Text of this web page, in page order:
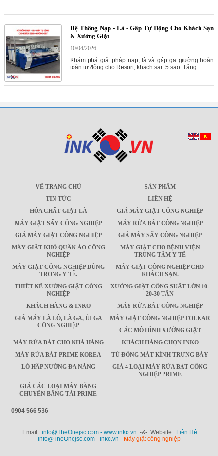
Hệ Thống Nạp - Là - Gấp Tự Động Cho Khách Sạn
& Xưởng Giặt
10/04/2026
Khám phá giải pháp nạp, là và gấp ga giường hoàn
toàn tự động cho Resort, khách sạn 5 sao. Tăng...
VỀ TRANG CHỦ
SẢN PHẨM
TIN TỨC
LIÊN HỆ
HÓA CHẤT GIẶT LÀ
GIÁ MÁY GIẶT CÔNG NGHIỆP
MÁY GIẶT SẤY CÔNG NGHIỆP
MÁY RỬA BÁT CÔNG NGHIỆP
GIÁ MÁY GIẶT CÔNG NGHIỆP
GIÁ MÁY SẤY CÔNG NGHIỆP
MÁY GIẶT KHÔ QUẦN ÁO CÔNG
NGHIỆP
MÁY GIẶT CHO BỆNH VIỆN
TRUNG TÂM Y TẾ
MÁY GIẶT CÔNG NGHIỆP DÙNG
TRONG Y TẾ.
MÁY GIẶT CÔNG NGHIỆP CHO
KHÁCH SẠN.
THIẾT KẾ XƯỞNG GIẶT CÔNG
NGHIỆP
XƯỞNG GIẶT CÔNG SUẤT LỚN 10-
20-30 TẤN
KHÁCH HÀNG & INKO
MÁY RỬA BÁT CÔNG NGHIỆP
GIÁ MÁY LÀ LÔ, LÀ GA, ỦI GA
CÔNG NGHIỆP
MÁY GIẶT CÔNG NGHIỆP TOLKAR
CÁC MÔ HÌNH XƯỞNG GIẶT
MÁY RỬA BÁT CHO NHÀ HÀNG
KHÁCH HÀNG CHỌN INKO
MÁY RỬA BÁT PRIME KOREA
TỦ ĐÔNG MÁT KÍNH TRƯNG BÀY
LÒ HẤP NƯỚNG ĐA NĂNG
GIÁ 4 LOẠI MÁY RỬA BÁT CÔNG
NGHIỆP PRIME
GIÁ CÁC LOẠI MÁY BĂNG
CHUYỀN BĂNG TẢI PRIME
0904 566 536
Email : info@TheOnejsc.com - www.inko.vn -&- Website : Liên Hệ :
info@TheOnejsc.com - inko.vn - Máy giặt công nghiệp -